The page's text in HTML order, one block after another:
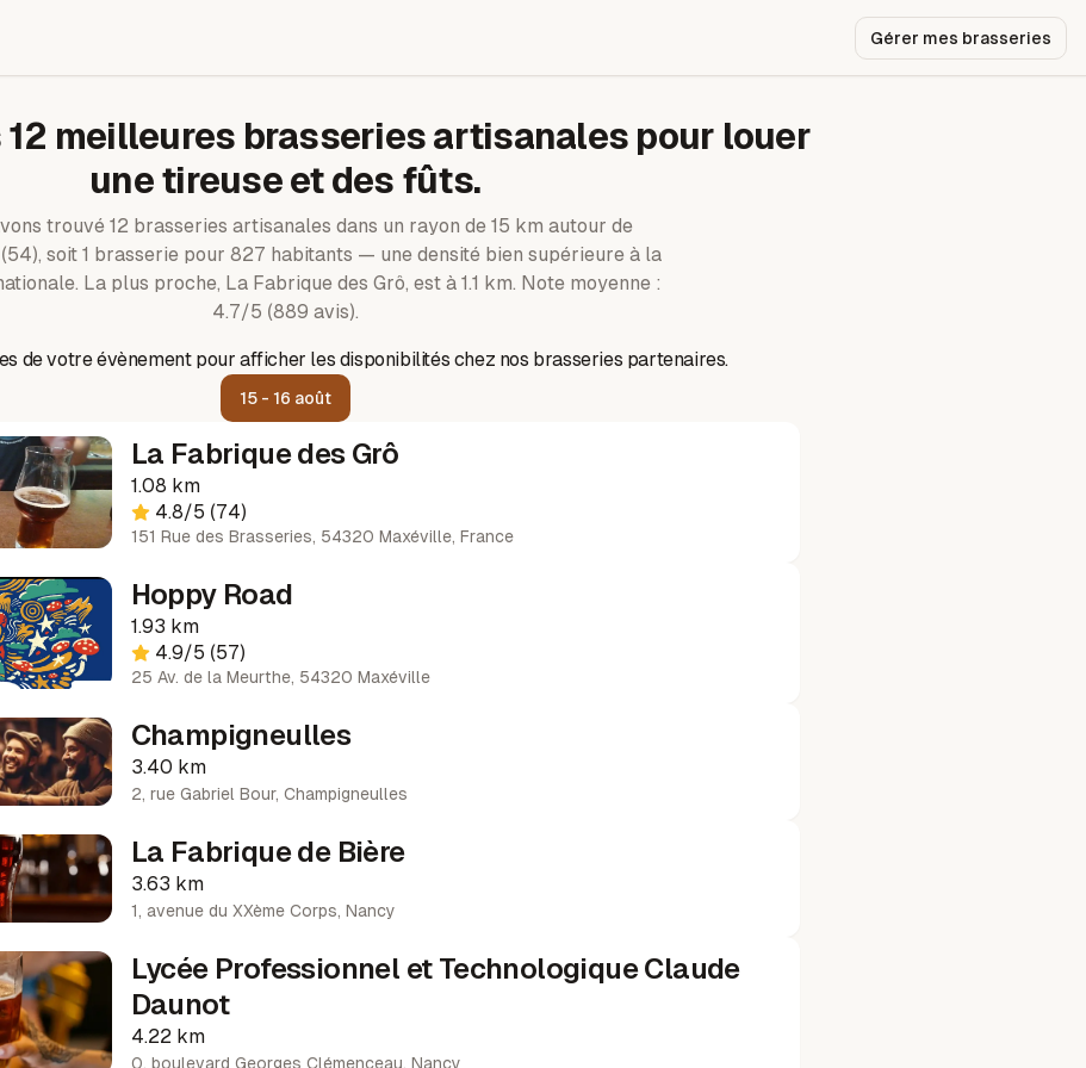
Gérer mes brasseries
12 meilleures brasseries artisanales pour louer
une tireuse et des fûts.
trouvé 12 brasseries artisanales dans un rayon de 15 km autour de
, soit 1 brasserie pour 827 habitants — une densité bien supérieure à la
La plus proche, La Fabrique des Grô, est à 1.1 km. Note moyenne :
4.7/5 (889 avis).
de votre évènement pour afficher les disponibilités chez nos brasseries partenaires.
15 - 16 août
La Fabrique des Grô
1.08 km
4.8/5 (74)
151 Rue des Brasseries, 54320 Maxéville, France
Hoppy Road
1.93 km
4.9/5 (57)
25 Av. de la Meurthe, 54320 Maxéville
Champigneulles
3.40 km
2, rue Gabriel Bour, Champigneulles
La Fabrique de Bière
3.63 km
1, avenue du XXème Corps, Nancy
Lycée Professionnel et Technologique Claude
Daunot
4.22 km
0, boulevard Georges Clémenceau, Nancy